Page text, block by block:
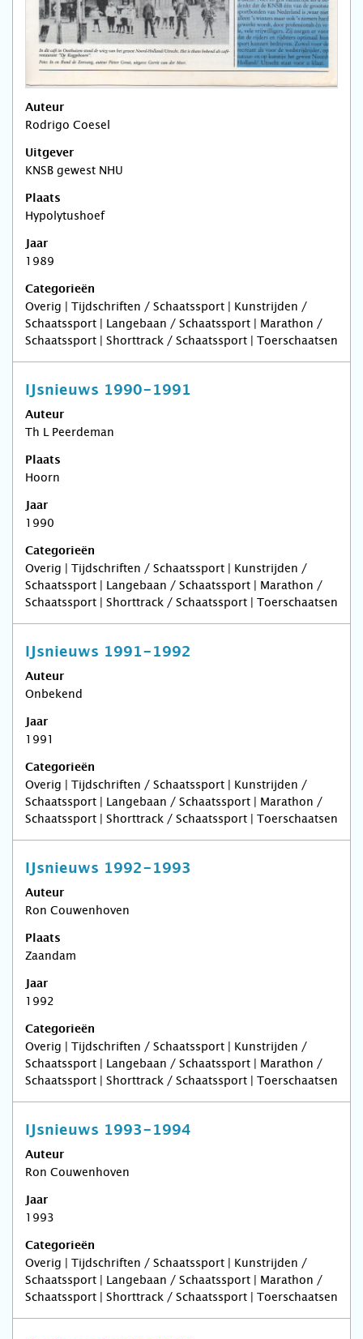
Auteur
Rodrigo Coesel
Uitgever
KNSB gewest NHU
Plaats
Hypolytushoef
Jaar
1989
Categorieën
Overig | Tijdschriften / Schaatssport | Kunstrijden /
Schaatssport | Langebaan / Schaatssport | Marathon /
Schaatssport | Shorttrack / Schaatssport | Toerschaatsen
IJsnieuws 1990-1991
Auteur
Th L Peerdeman
Plaats
Hoorn
Jaar
1990
Categorieën
Overig | Tijdschriften / Schaatssport | Kunstrijden /
Schaatssport | Langebaan / Schaatssport | Marathon /
Schaatssport | Shorttrack / Schaatssport | Toerschaatsen
IJsnieuws 1991-1992
Auteur
Onbekend
Jaar
1991
Categorieën
Overig | Tijdschriften / Schaatssport | Kunstrijden /
Schaatssport | Langebaan / Schaatssport | Marathon /
Schaatssport | Shorttrack / Schaatssport | Toerschaatsen
IJsnieuws 1992-1993
Auteur
Ron Couwenhoven
Plaats
Zaandam
Jaar
1992
Categorieën
Overig | Tijdschriften / Schaatssport | Kunstrijden /
Schaatssport | Langebaan / Schaatssport | Marathon /
Schaatssport | Shorttrack / Schaatssport | Toerschaatsen
IJsnieuws 1993-1994
Auteur
Ron Couwenhoven
Jaar
1993
Categorieën
Overig | Tijdschriften / Schaatssport | Kunstrijden /
Schaatssport | Langebaan / Schaatssport | Marathon /
Schaatssport | Shorttrack / Schaatssport | Toerschaatsen